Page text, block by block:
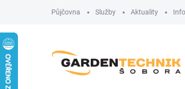
Půjčovna Služby Aktuality